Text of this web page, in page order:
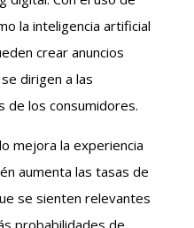
la inteligencia artificial
crear anuncios
dirigen a las
de los consumidores.
mejora la experiencia
aumenta las tasas de
se sienten relevantes
probabilidades de